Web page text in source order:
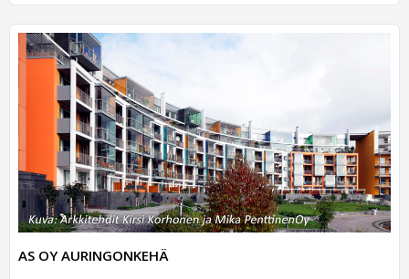
AS OY AURINGONKEHÄ